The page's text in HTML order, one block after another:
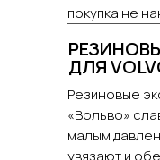
покупка не
ДЛЯ
Резиновые
«Вольво»
малым
увязают и